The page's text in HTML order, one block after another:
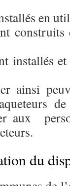
en
installés
ainsi
aux
du